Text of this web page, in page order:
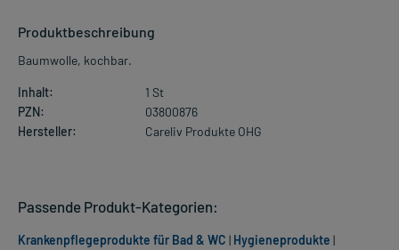
Produktbeschreibung
Baumwolle, kochbar.
Inhalt:
1 St
PZN:
03800876
Hersteller:
Careliv Produkte OHG
Passende Produkt-Kategorien:
Krankenpflegeprodukte für Bad & WC | Hygieneprodukte |